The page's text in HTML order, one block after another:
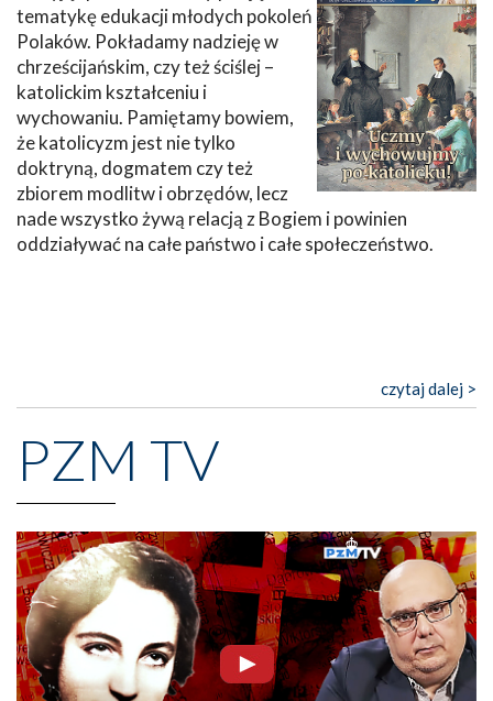
tematykę edukacji młodych pokoleń
Polaków. Pokładamy nadzieję w
chrześcijańskim, czy też ściślej –
katolickim kształceniu i
wychowaniu. Pamiętamy bowiem,
że katolicyzm jest nie tylko
doktryną, dogmatem czy też
zbiorem modlitw i obrzędów, lecz
nade wszystko żywą relacją z Bogiem i powinien
oddziaływać na całe państwo i całe społeczeństwo.
czytaj dalej >
PZM TV